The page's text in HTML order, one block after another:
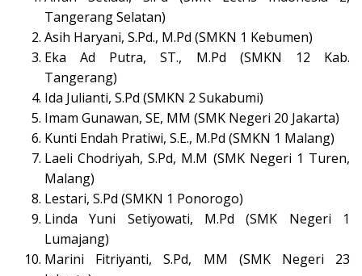
Tangerang Selatan)
Asih Haryani, S.Pd., M.Pd (SMKN 1 Kebumen)
Eka Ad Putra, ST., M.Pd (SMKN 12 Kab.
Tangerang)
Ida Julianti, S.Pd (SMKN 2 Sukabumi)
Imam Gunawan, SE, MM (SMK Negeri 20 Jakarta)
Kunti Endah Pratiwi, S.E., M.Pd (SMKN 1 Malang)
Laeli Chodriyah, S.Pd, M.M (SMK Negeri 1 Turen,
Malang)
Lestari, S.Pd (SMKN 1 Ponorogo)
Linda Yuni Setiyowati, M.Pd (SMK Negeri 1
Lumajang)
Marini Fitriyanti, S.Pd, MM (SMK Negeri 23